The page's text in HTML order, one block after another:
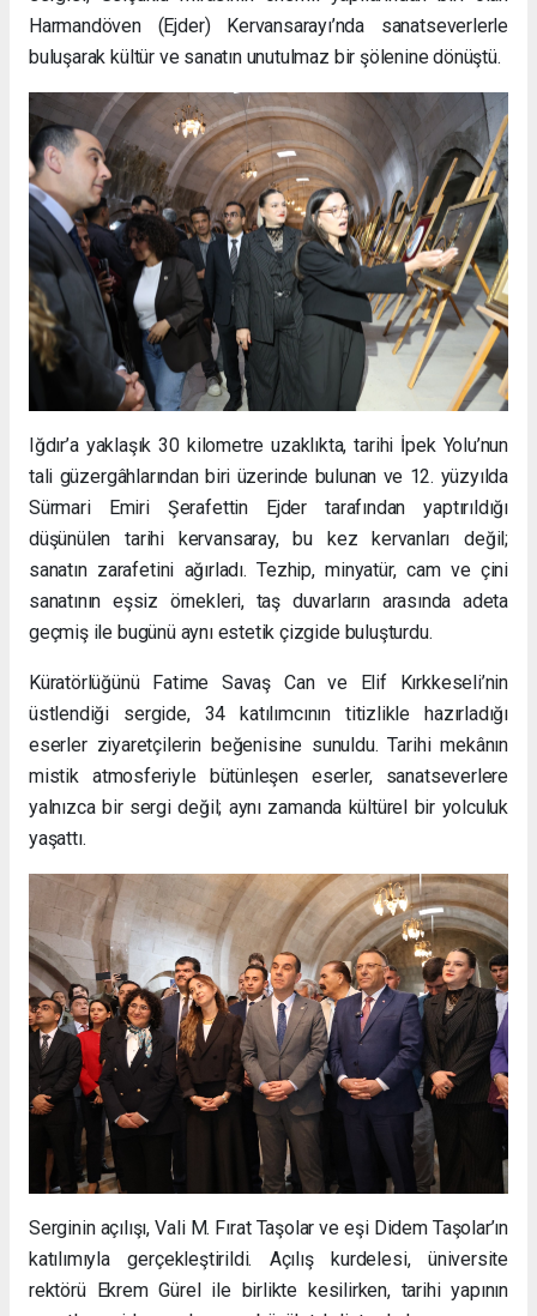
Harmandöven (Ejder) Kervansarayı’nda sanatseverlerle
buluşarak kültür ve sanatın unutulmaz bir şölenine dönüştü.
Iğdır’a yaklaşık 30 kilometre uzaklıkta, tarihi İpek Yolu’nun
tali güzergâhlarından biri üzerinde bulunan ve 12. yüzyılda
Sürmari Emiri Şerafettin Ejder tarafından yaptırıldığı
düşünülen tarihi kervansaray, bu kez kervanları değil;
sanatın zarafetini ağırladı. Tezhip, minyatür, cam ve çini
sanatının eşsiz örnekleri, taş duvarların arasında adeta
geçmiş ile bugünü aynı estetik çizgide buluşturdu.
Küratörlüğünü Fatime Savaş Can ve Elif Kırkkeseli’nin
üstlendiği sergide, 34 katılımcının titizlikle hazırladığı
eserler ziyaretçilerin beğenisine sunuldu. Tarihi mekânın
mistik atmosferiyle bütünleşen eserler, sanatseverlere
yalnızca bir sergi değil; aynı zamanda kültürel bir yolculuk
yaşattı.
Serginin açılışı, Vali M. Fırat Taşolar ve eşi Didem Taşolar’ın
katılımıyla gerçekleştirildi. Açılış kurdelesi, üniversite
rektörü Ekrem Gürel ile birlikte kesilirken, tarihi yapının